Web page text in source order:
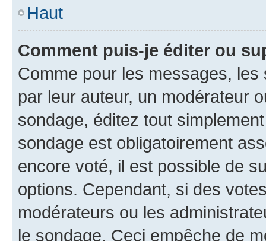
Haut
Comment puis-je éditer ou
Comme pour les messages,
par leur auteur, un modérateur
sondage, éditez tout
sondage est obligatoirement
encore voté, il est possible de
options. Cependant, si des
modérateurs ou les
le sondage. Ceci empêche de